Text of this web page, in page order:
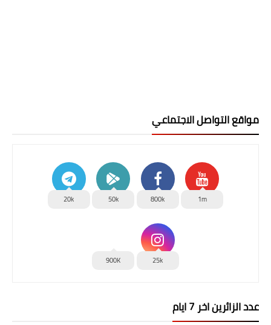
مواقع التواصل الاجتماعي
1m
800k
50k
20k
25k
900K
عدد الزائرين اخر 7 ايام